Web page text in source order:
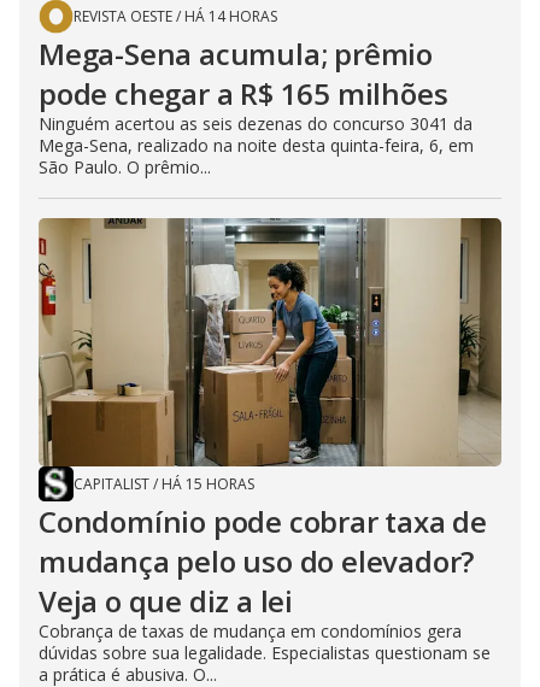
REVISTA OESTE/ HÁ 14 HORAS
Mega-Sena acumula; prêmio
pode chegar a R$ 165 milhões
Ninguém acertou as seis dezenas do concurso 3041 da
Mega-Sena, realizado na noite desta quinta-feira, 6, em
São Paulo. O prêmio...
CAPITALIST/ HÁ 15 HORAS
Condomínio pode cobrar taxa de
mudança pelo uso do elevador?
Veja o que diz a lei
Cobrança de taxas de mudança em condomínios gera
dúvidas sobre sua legalidade. Especialistas questionam se
a prática é abusiva. O...